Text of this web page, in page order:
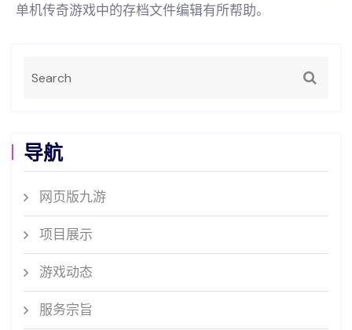
单机传奇游戏中的存档文件编辑有所帮助。
导航
网页版九游
项目展示
游戏动态
服务宗旨